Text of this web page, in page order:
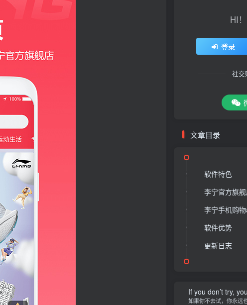
HI
登录
社交
文章目录
软件特色
李宁手机购
软件优势
更新日志
If you don’t try,
如果你不去试，你永远